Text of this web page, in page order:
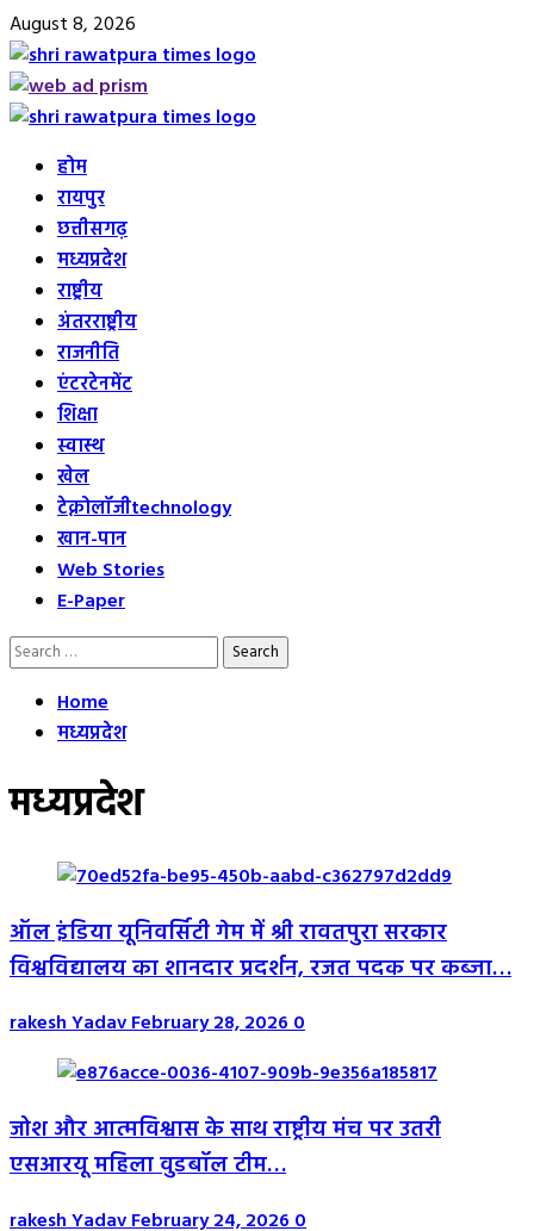
Skip
to
content
August 8, 2026
Primary
होम
रायपुर
छत्तीसगढ़
मध्यप्रदेश
राष्ट्रीय
अंतरराष्ट्रीय
राजनीति
एंटरटेनमेंट
शिक्षा
स्वास्थ
खेल
टेक्नोलॉजीtechnology
खान-पान
Web Stories
E-Paper
Search
Home
मध्यप्रदेश
मध्यप्रदेश
ऑल इंडिया यूनिवर्सिटी गेम में श्री रावतपुरा सरकार
विश्वविद्यालय का शानदार प्रदर्शन, रजत पदक पर कब्जा…
rakesh YadavFebruary 28, 20260
जोश और आत्मविश्वास के साथ राष्ट्रीय मंच पर उतरी
एसआरयू महिला वुडबॉल टीम…
rakesh YadavFebruary 24, 20260